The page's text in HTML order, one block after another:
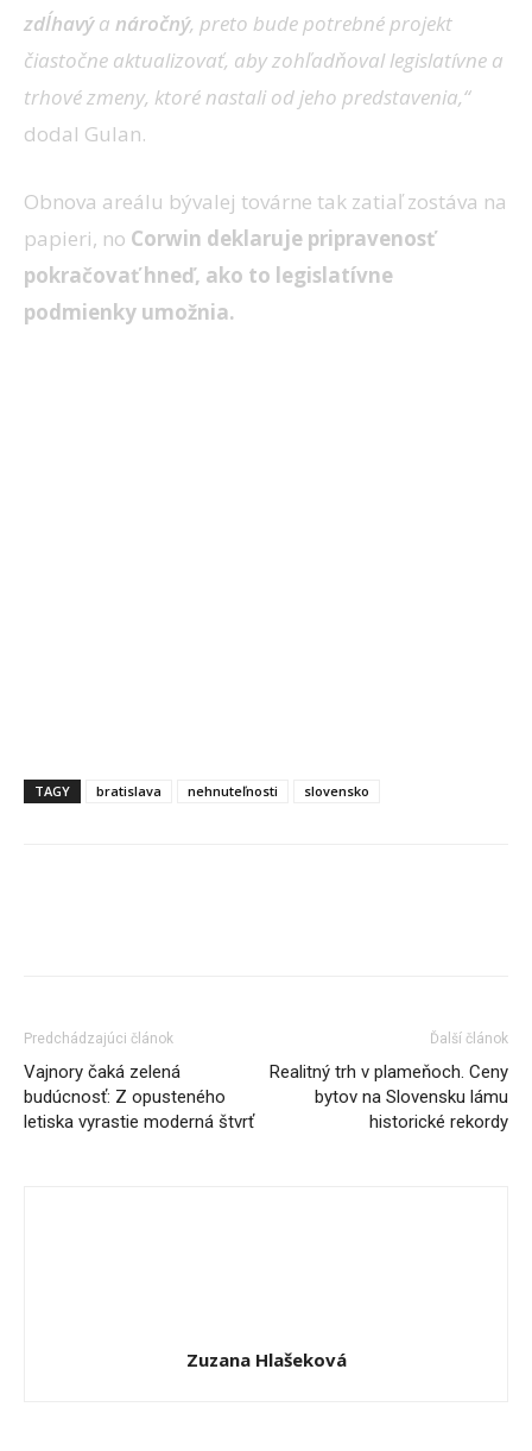
zdĺhavýa náročný, preto bude potrebné projekt
čiastočne aktualizovať, aby zohľadňoval legislatívne a
trhové zmeny, ktoré nastali od jeho predstavenia,“
dodal Gulan.
Obnova areálu bývalej továrne tak zatiaľ zostáva na
papieri, no Corwin deklaruje pripravenosť
pokračovať hneď, ako to legislatívne
podmienky umožnia.
TAGY bratislava nehnuteľnosti slovensko
Predchádzajúci článok
Vajnory čaká zelená
budúcnosť: Z opusteného
letiska vyrastie moderná štvrť
Ďalší článok
Realitný trh v plameňoch. Ceny
bytov na Slovensku lámu
historické rekordy
Zuzana Hlašeková